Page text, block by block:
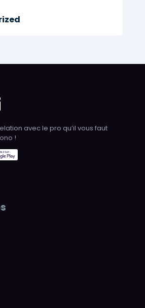
avec le pro qu’il vous faut
!